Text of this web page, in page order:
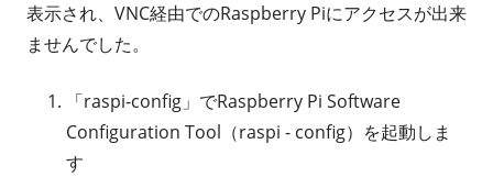
表示され、VNC経由でのRaspberry Piにアクセスが出来
ませんでした。
「raspi-config」でRaspberry Pi Software
Configuration Tool（raspi - config）を起動しま
す